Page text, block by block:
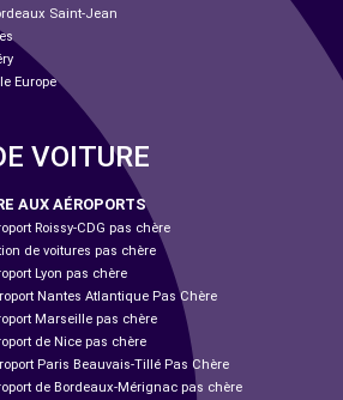
Saint-Jean
Europe
VOITURE
AUX AÉROPORTS
Roissy-CDG pas chère
de voitures pas chère
Lyon pas chère
Nantes Atlantique Pas Chère
Marseille pas chère
de Nice pas chère
Paris Beauvais-Tillé Pas Chère
de Bordeaux-Mérignac pas chère